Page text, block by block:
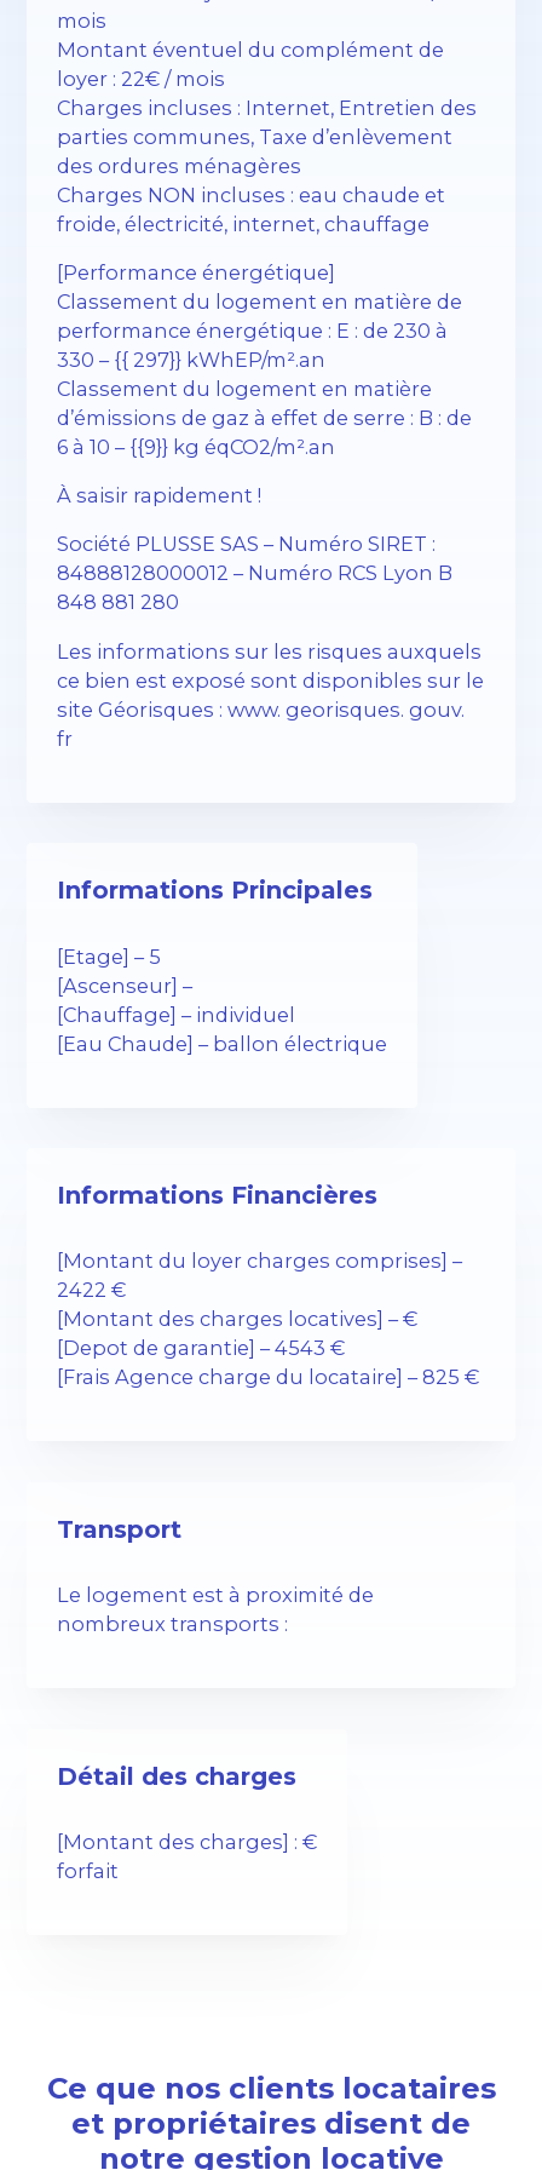
mois
Montant éventuel du complément de
loyer : 22€ / mois
Charges incluses : Internet, Entretien des
parties communes, Taxe d’enlèvement
des ordures ménagères
Charges NON incluses : eau chaude et
froide, électricité, internet, chauffage
[Performance énergétique]
Classement du logement en matière de
performance énergétique : E : de 230 à
330 – {{ 297}} kWhEP/m².an
Classement du logement en matière
d’émissions de gaz à effet de serre : B : de
6 à 10 – {{9}} kg éqCO2/m².an
À saisir rapidement !
Société PLUSSE SAS – ​​Numéro SIRET :
84888128000012 – Numéro RCS Lyon B
848 881 280
Les informations sur les risques auxquels
ce bien est exposé sont disponibles sur le
site Géorisques : www. georisques. gouv.
fr
Informations Principales
[Etage] – 5
[Ascenseur] –
[Chauffage] – individuel
[Eau Chaude] – ballon électrique
Informations Financières
[Montant du loyer charges comprises] –
2422 €
[Montant des charges locatives] – €
[Depot de garantie] – 4543 €
[Frais Agence charge du locataire] – 825 €
Transport
Le logement est à proximité de
nombreux transports :
Détail des charges
[Montant des charges] : €
forfait
Ce que nos clients locataires
et propriétaires disent de
notre gestion locative